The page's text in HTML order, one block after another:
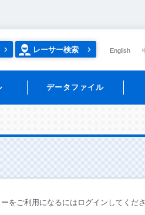
レーサー検索 English
データファイル
をご利用になるにはログインしてくださ